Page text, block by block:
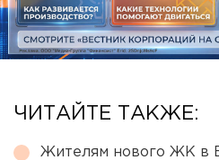
ЧИТАЙТЕ ТАКЖЕ:
Жителям нового ЖК в